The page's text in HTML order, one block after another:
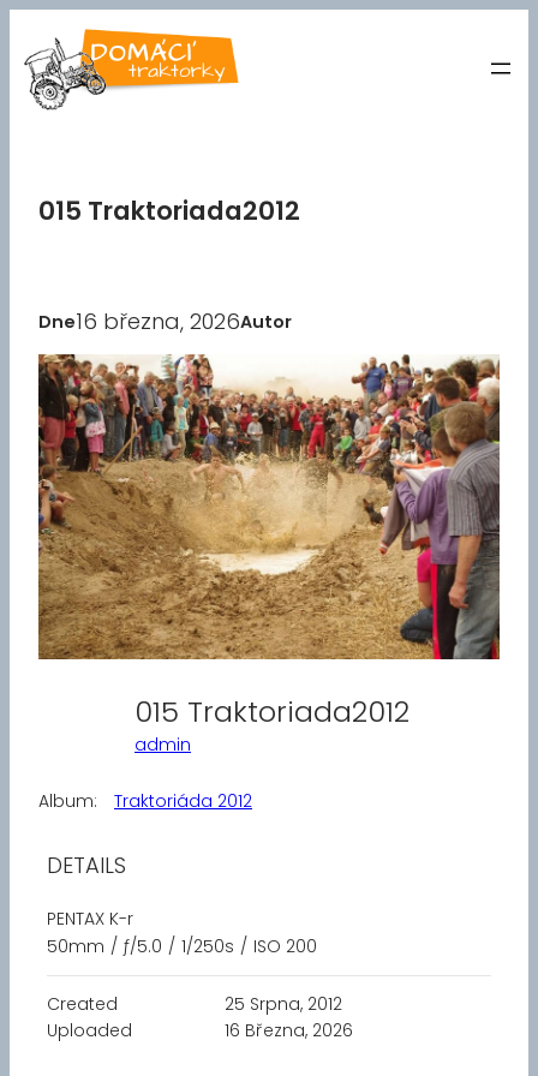
na
obsah
015 Traktoriada2012
Dne16 března, 2026Autor
015 Traktoriada2012
admin
Album: Traktoriáda 2012
DETAILS
PENTAX K-r
50mm / ƒ/5.0 / 1/250s / ISO 200
Created
25 Srpna, 2012
Uploaded
16 Března, 2026